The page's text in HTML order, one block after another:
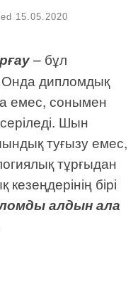
15.05.2020
– бұл
Онда дипломдық
емес, сонымен
Шын
туғызу емес,
тұрғыдан
бірі
алдын ала